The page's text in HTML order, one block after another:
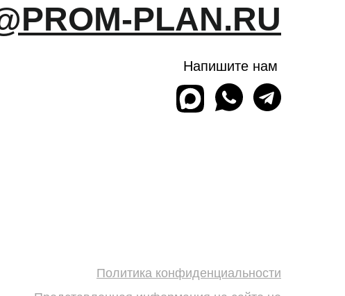
PLAN.RU
Напишите нам
Политика конфиденциальности